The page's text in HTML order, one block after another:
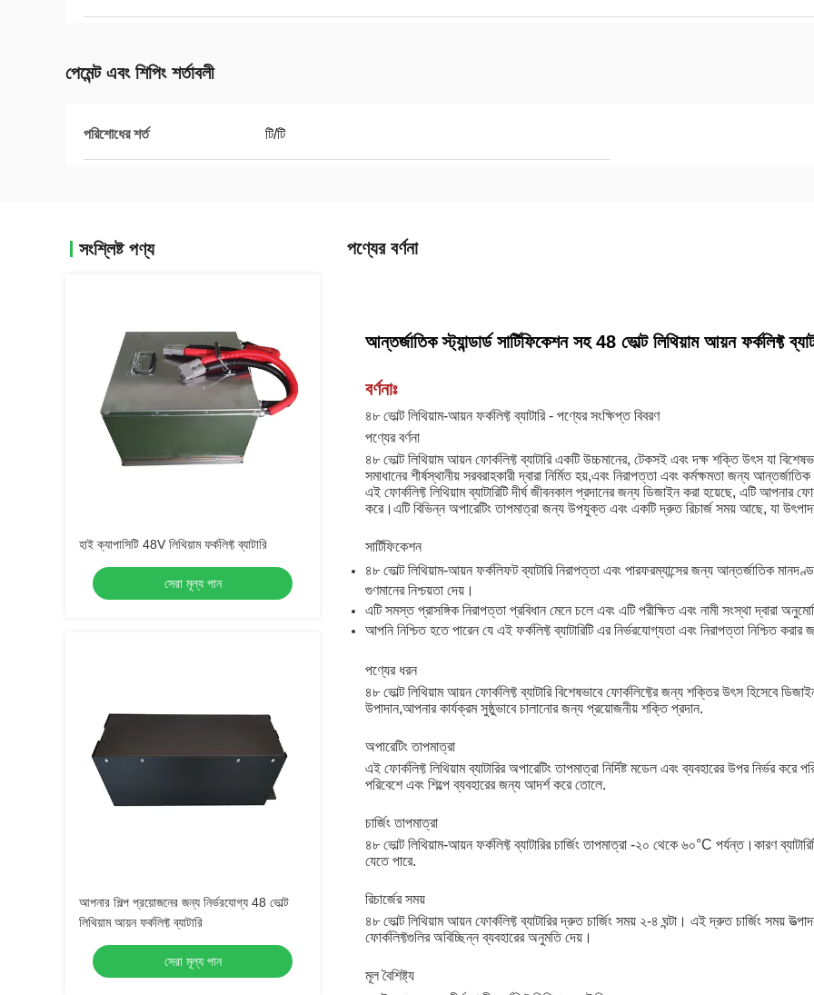
পেমেন্ট এবং শিপিং শর্তাবলী
পরিশোধের শর্ত টি/টি
সংশ্লিষ্ট পণ্য
হাই ক্যাপাসিটি 48V লিথিয়াম ফর্কলিফ্ট ব্যাটারি
সেরা মূল্য পান
আপনার শিল্প প্রয়োজনের জন্য নির্ভরযোগ্য 48 ভোল্ট
লিথিয়াম আয়ন ফর্কলিফ্ট ব্যাটারি
সেরা মূল্য পান
পণ্যের বর্ণনা
আন্তর্জাতিক স্ট্যান্ডার্ড সার্টিফিকেশন সহ 48 ভোল্ট লিথিয়াম আয়ন ফর্কলিফ্ট
বর্ণনাঃ
৪৮ ভোল্ট লিথিয়াম-আয়ন ফর্কলিফ্ট ব্যাটারি - পণ্যের সংক্ষিপ্ত বিবরণ
পণ্যের বর্ণনা
৪৮ ভোল্ট লিথিয়াম আয়ন ফোর্কলিফ্ট ব্যাটারি একটি উচ্চমানের, টেকসই এবং দক্ষ শক্তি উৎস যা
সমাধানের শীর্ষস্থানীয় সরবরাহকারী দ্বারা নির্মিত হয়,এবং নিরাপত্তা এবং কর্মক্ষমতা জন্য
এই ফোর্কলিফ্ট লিথিয়াম ব্যাটারিটি দীর্ঘ জীবনকাল প্রদানের জন্য ডিজাইন করা হয়েছে, এটি আপনার
করে।এটি বিভিন্ন অপারেটিং তাপমাত্রা জন্য উপযুক্ত এবং একটি দ্রুত রিচার্জ সময় আছে, যা
সার্টিফিকেশন
৪৮ ভোল্ট লিথিয়াম-আয়ন ফর্কলিফট ব্যাটারি নিরাপত্তা এবং পারফরম্যান্সের জন্য আন্তর্জাতিক
গুণমানের নিশ্চয়তা দেয়।
এটি সমস্ত প্রাসঙ্গিক নিরাপত্তা প্রবিধান মেনে চলে এবং এটি পরীক্ষিত এবং নামী সংস্থা দ্বারা
আপনি নিশ্চিত হতে পারেন যে এই ফর্কলিফ্ট ব্যাটারিটি এর নির্ভরযোগ্যতা এবং নিরাপত্তা নিশ্চিত
পণ্যের ধরন
৪৮ ভোল্ট লিথিয়াম আয়ন ফোর্কলিফ্ট ব্যাটারি বিশেষভাবে ফোর্কলিফ্টের জন্য শক্তির উৎস হিসেবে
উপাদান,আপনার কার্যক্রম সুষ্ঠুভাবে চালানোর জন্য প্রয়োজনীয় শক্তি প্রদান.
অপারেটিং তাপমাত্রা
এই ফোর্কলিফ্ট লিথিয়াম ব্যাটারির অপারেটিং তাপমাত্রা নির্দিষ্ট মডেল এবং ব্যবহারের উপর নির্ভর
পরিবেশে এবং শিল্পে ব্যবহারের জন্য আদর্শ করে তোলে.
চার্জিং তাপমাত্রা
৪৮ ভোল্ট লিথিয়াম-আয়ন ফর্কলিফ্ট ব্যাটারির চার্জিং তাপমাত্রা -২০ থেকে ৬০°C পর্যন্ত।কারণ
যেতে পারে.
রিচার্জের সময়
৪৮ ভোল্ট লিথিয়াম আয়ন ফোর্কলিফ্ট ব্যাটারির দ্রুত চার্জিং সময় ২-৪ ঘন্টা। এই দ্রুত চার্জিং সময়
ফোর্কলিফ্টগুলির অবিচ্ছিন্ন ব্যবহারের অনুমতি দেয়।
মূল বৈশিষ্ট্য